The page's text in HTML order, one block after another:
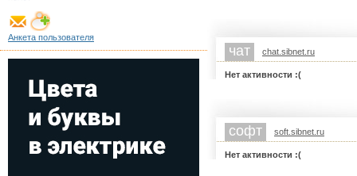
чат chat.sibnet.ru
Нет активности :(
софт soft.sibnet.ru
Нет активности :(
Анкета пользователя